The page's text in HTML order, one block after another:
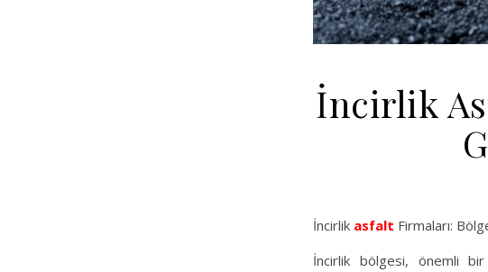
İncirlik
İncirlik asfalt Firmaları:
İncirlik bölgesi, önemli